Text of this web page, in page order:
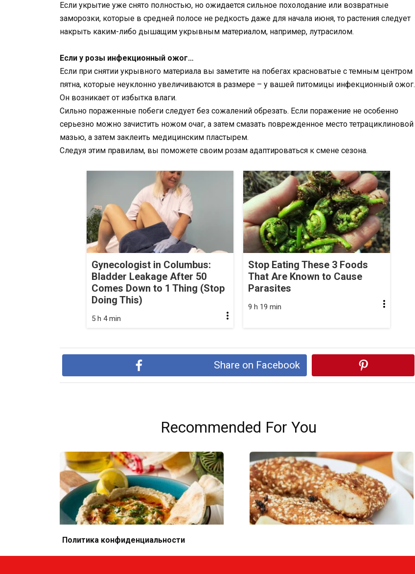
Если укрытие уже снято полностью, но ожидается сильное похолодание или возвратные
заморозки, которые в средней полосе не редкость даже для начала июня, то растения следует
накрыть каким-либо дышащим укрывным материалом, например, лутрасилом.
Если у розы инфекционный ожог…
Если при снятии укрывного материала вы заметите на побегах красноватые с темным центром
пятна, которые неуклонно увеличиваются в размере – у вашей питомицы инфекционный ожог.
Он возникает от избытка влаги.
Сильно пораженные побеги следует без сожалений обрезать. Если поражение не особенно
серьезно можно зачистить ножом очаг, а затем смазать поврежденное место тетрациклиновой
мазью, а затем заклеить медицинским пластырем.
Следуя этим правилам, вы поможете своим розам адаптироваться к смене сезона.
Gynecologist in Columbus:
Bladder Leakage After 50
Comes Down to 1 Thing (Stop
Doing This)
5 h 4 min
Stop Eating These 3 Foods
That Are Known to Cause
Parasites
9 h 19 min
Share on Facebook
Recommended For You
Политика конфиденциальности